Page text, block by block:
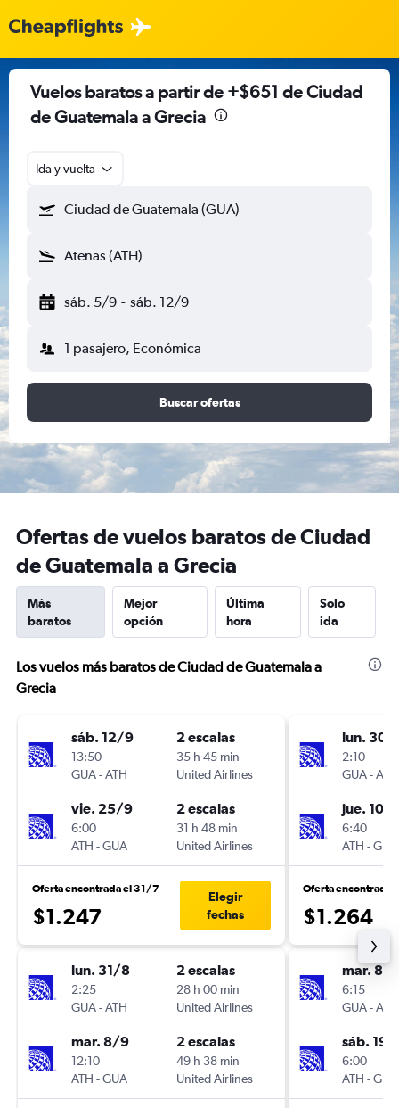
Vuelos baratos a partir de +$651 de Ciudad
de Guatemala a Grecia
Ida y vuelta
Ciudad de Guatemala (GUA)
Atenas (ATH)
sáb. 5/9 - sáb. 12/9
1 pasajero, Económica
Buscar ofertas
Ofertas de vuelos baratos de Ciudad
de Guatemala a Grecia
Más
baratos
Mejor
opción
Última
hora
Solo
ida
Los vuelos más baratos de Ciudad de Guatemala a
Grecia
sáb. 12/9
13:50
GUA-ATH
2 escalas
35 h 45 min
United Airlines
vie. 25/9
6:00
ATH -GUA
2 escalas
31 h 48 min
United Airlines
Oferta encontrada el 31/7
$1.247
Elegir
fechas
lun. 31/8
2:25
GUA-ATH
2 escalas
28 h 00 min
United Airlines
mar. 8/9
12:10
ATH -GUA
2 escalas
49 h 38 min
United Airlines
lun. 30/
2:10
GUA-ATH
jue. 10/
6:40
ATH -GUA
Oferta encontrada
$1.264
mar. 8/9
6:15
GUA-ATH
sáb. 19/
6:00
ATH -GUA